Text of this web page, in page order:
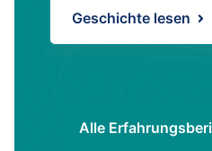
Geschichte lesen
Alle